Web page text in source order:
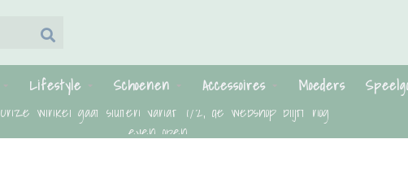
Lifestyle Schoenen Accessoires Moeders
Onze winkel gaat sluiten vanaf 7/2, de webshop blijft nog
even open.